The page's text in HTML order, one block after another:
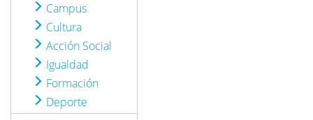
Campus
Cultura
Acción Social
Igualdad
Formación
Deporte